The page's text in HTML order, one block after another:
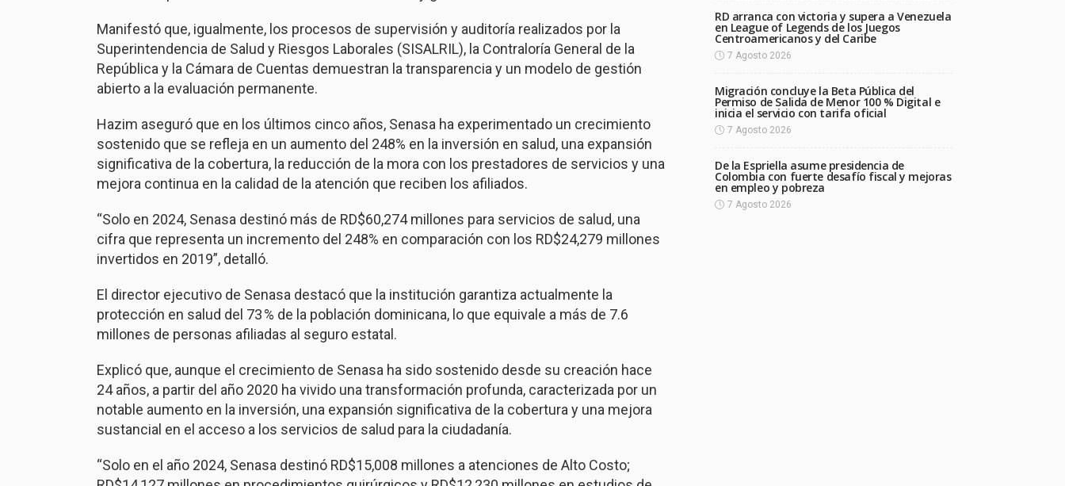
Manifestó que, igualmente, los procesos de supervisión y auditoría realizados por la
Superintendencia de Salud y Riesgos Laborales (SISALRIL), la Contraloría General de la
República y la Cámara de Cuentas demuestran la transparencia y un modelo de gestión
abierto a la evaluación permanente.
Hazim aseguró que en los últimos cinco años, Senasa ha experimentado un crecimiento
sostenido que se refleja en un aumento del 248% en la inversión en salud, una expansión
significativa de la cobertura, la reducción de la mora con los prestadores de servicios y una
mejora continua en la calidad de la atención que reciben los afiliados.
“Solo en 2024, Senasa destinó más de RD$60,274 millones para servicios de salud, una
cifra que representa un incremento del 248% en comparación con los RD$24,279 millones
invertidos en 2019”, detalló.
El director ejecutivo de Senasa destacó que la institución garantiza actualmente la
protección en salud del 73 % de la población dominicana, lo que equivale a más de 7.6
millones de personas afiliadas al seguro estatal.
Explicó que, aunque el crecimiento de Senasa ha sido sostenido desde su creación hace
24 años, a partir del año 2020 ha vivido una transformación profunda, caracterizada por un
notable aumento en la inversión, una expansión significativa de la cobertura y una mejora
sustancial en el acceso a los servicios de salud para la ciudadanía.
“Solo en el año 2024, Senasa destinó RD$15,008 millones a atenciones de Alto Costo;
RD arranca con victoria y supera a Venezuela
en League of Legends de los Juegos
Centroamericanos y del Caribe
7 Agosto 2026
Migración concluye la Beta Pública del
Permiso de Salida de Menor 100 % Digital e
inicia el servicio con tarifa oficial
7 Agosto 2026
De la Espriella asume presidencia de
Colombia con fuerte desafío fiscal y mejoras
en empleo y pobreza
7 Agosto 2026